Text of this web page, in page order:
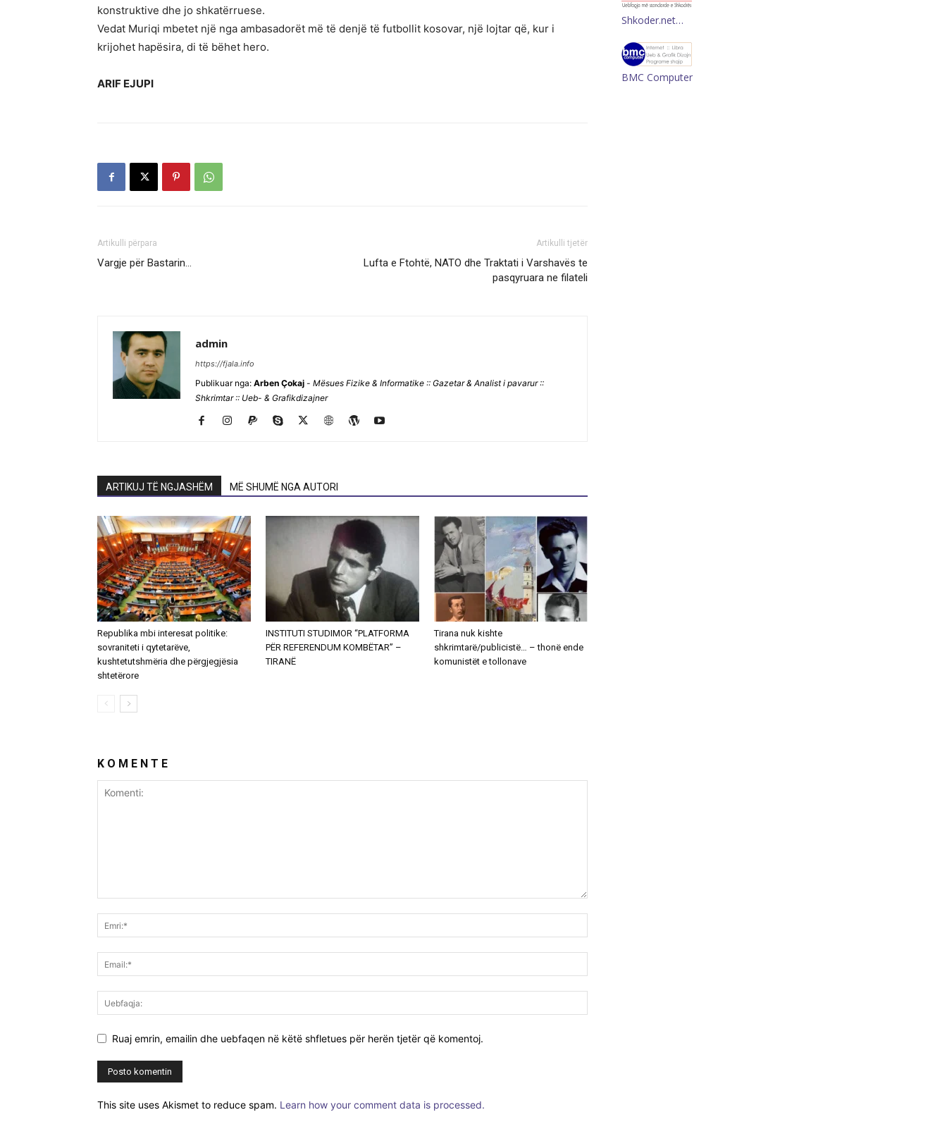
konstruktive dhe jo shkatërruese.
Vedat Muriqi mbetet një nga ambasadorët më të denjë të futbollit kosovar, një lojtar që, kur i
krijohet hapësira, di të bëhet hero.
ARIF EJUPI
Artikulli përpara
Vargje për Bastarin…
Artikulli tjetër
Lufta e Ftohtë, NATO dhe Traktati i Varshavës te
pasqyruara ne filateli
admin
https://fjala.info
Publikuar nga: Arben Çokaj - Mësues Fizike & Informatike :: Gazetar & Analist i pavarur ::
Shkrimtar :: Ueb- & Grafikdizajner
ARTIKUJ TË NGJASHËM MË SHUMË NGA AUTORI
Republika mbi interesat politike:
sovraniteti i qytetarëve,
kushtetutshmëria dhe përgjegjësia
shtetërore
INSTITUTI STUDIMOR “PLATFORMA
PËR REFERENDUM KOMBËTAR” –
TIRANË
Tirana nuk kishte
shkrimtarë/publicistë… – thonë ende
komunistët e tollonave
K O M E N T E
Ruaj emrin, emailin dhe uebfaqen në këtë shfletues për herën tjetër që komentoj.
This site uses Akismet to reduce spam. Learn how your comment data is processed.
Shkoder.net…
BMC Computer